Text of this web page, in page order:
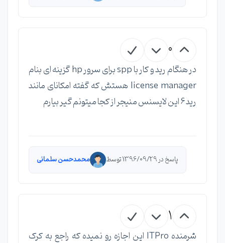
0
در هنگام رید و کار با spp برای سرور hp گزینه ای بنام
license manager هستش که گفته امکانای مانند
رید 6 این لایسنس منیجر از کجا میتونم گیر بیارم
پاسخ در 1396/09/29 توسط محمدحسن سلمانی
1
شرمنده ITPro این اجازه رو نمیده که راجع به کرک